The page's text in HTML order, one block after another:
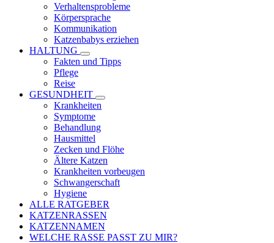
Verhaltensprobleme
Körpersprache
Kommunikation
Katzenbabys erziehen
HALTUNG
Fakten und Tipps
Pflege
Reise
GESUNDHEIT
Krankheiten
Symptome
Behandlung
Hausmittel
Zecken und Flöhe
Ältere Katzen
Krankheiten vorbeugen
Schwangerschaft
Hygiene
ALLE RATGEBER
KATZENRASSEN
KATZENNAMEN
WELCHE RASSE PASST ZU MIR?